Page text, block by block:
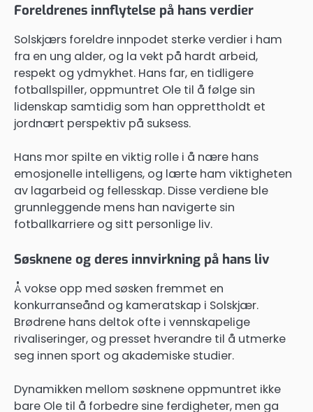
Foreldrenes innflytelse på hans verdier
Solskjærs foreldre innpodet sterke verdier i ham
fra en ung alder, og la vekt på hardt arbeid,
respekt og ydmykhet. Hans far, en tidligere
fotballspiller, oppmuntret Ole til å følge sin
lidenskap samtidig som han opprettholdt et
jordnært perspektiv på suksess.
Hans mor spilte en viktig rolle i å nære hans
emosjonelle intelligens, og lærte ham viktigheten
av lagarbeid og fellesskap. Disse verdiene ble
grunnleggende mens han navigerte sin
fotballkarriere og sitt personlige liv.
Søsknene og deres innvirkning på hans liv
Å vokse opp med søsken fremmet en
konkurranseånd og kameratskap i Solskjær.
Brødrene hans deltok ofte i vennskapelige
rivaliseringer, og presset hverandre til å utmerke
seg innen sport og akademiske studier.
Dynamikken mellom søsknene oppmuntret ikke
bare Ole til å forbedre sine ferdigheter, men ga